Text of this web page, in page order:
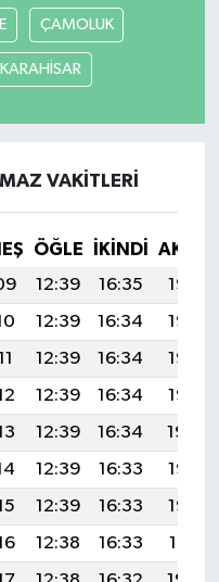
ÇAMOLUK
VAKITLERI
ÖĞLE İKINDI
12:39 16:35
19:58
12:39 16:34
19:57
12:39 16:34
19:56
12:39 16:34
19:55
12:39 16:34
19:54
12:39 16:33
19:53
12:39 16:33
19:52
12:38 16:33
19:51